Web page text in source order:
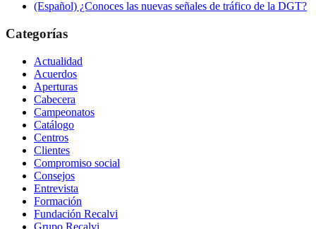
(Español) ¿Conoces las nuevas señales de tráfico de la DGT?
Categorías
Actualidad
Acuerdos
Aperturas
Cabecera
Campeonatos
Catálogo
Centros
Clientes
Compromiso social
Consejos
Entrevista
Formación
Fundación Recalvi
Grupo Recalvi